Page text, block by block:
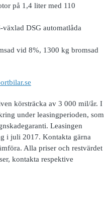
på 1,4 liter med 110
DSG automatlåda
vid 8%, 1300 kg bromsad
körsträcka av 3 000 mil/år. I
under leasingperioden, som
Leasingen
i juli 2017. Kontakta gärna
Alla priser och restvärdet
kontakta respektive